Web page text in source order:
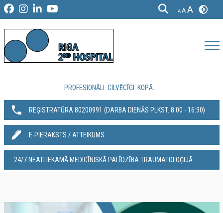
PROFESIONĀLI. CILVĒCĪGI. KOPĀ.
REĢISTRATŪRA 80200991‬ (DARBA DIENĀS PLKST. 8:00 - 16:30)
E-PIERAKSTS / ATTEIKUMS
24/7 NEATLIEKAMĀ MEDICĪNISKĀ PALĪDZĪBA TRAUMATOLOĢIJĀ